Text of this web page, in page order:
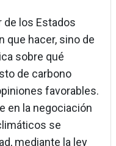
de los Estados
que hacer, sino de
sobre qué
de carbono
favorables.
en la negociación
se
mediante la ley